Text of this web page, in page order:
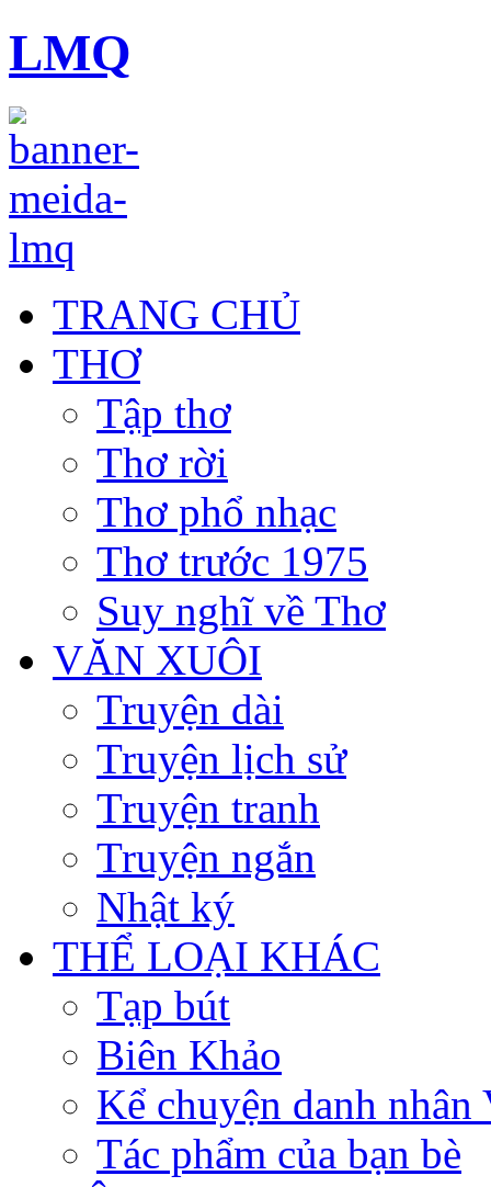
LMQ
TRANG CHỦ
THƠ
Tập thơ
Thơ rời
Thơ phổ nhạc
Thơ trước 1975
Suy nghĩ về Thơ
VĂN XUÔI
Truyện dài
Truyện lịch sử
Truyện tranh
Truyện ngắn
Nhật ký
THỂ LOẠI KHÁC
Tạp bút
Biên Khảo
Kể chuyện danh nhân
Tác phẩm của bạn bè